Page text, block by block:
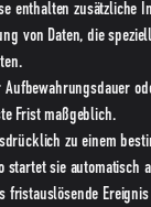
enthalten zusätzliche
von Daten, die
Aufbewahrungsdauer
Frist maßgeblich.
zu einem
startet sie automatisch
fristauslösende